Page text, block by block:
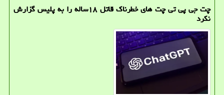
چت جی پی تی چت های خطرناک قاتل ۱۸ساله را به پلیس گزارش
نکرد